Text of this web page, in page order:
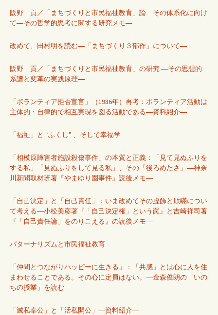
阪野 貢／「まちづくりと市民福祉教育」論 その体系化に向け
て―その哲学的思考に関する研究メモ―
改めて、田村明を読む―「まちづくり３部作」について―
阪野 貢／「まちづくりと市民福祉教育」の研究 ―その思想的
系譜と変革の実践原理―
「ボランティア拒否宣言」（1986年）再考：ボランティア活動は
主体的・自律的で相互実現を図る活動である―資料紹介―
「福祉」と “ふくし” 、そして幸福学
「相模原障害者施設殺傷事件」の本質と正義：「見て見ぬふりを
する私」「見ぬふりをして見る私」、その「後ろめたさ」―神奈
川新聞取材班著『やまゆり園事件』読後メモ―
「自己決定」と「自己責任」：いま改めてその虚飾と欺瞞につい
て考える―小松美彦著『「自己決定権」という罠』と吉崎祥司著
『「自己責任論」をのりこえる』の読後メモ―
パターナリズムと市民福祉教育
「仲間とつながりハッピーに生きる」：「共感」とは心に人を住
まわせることである。その心に定員はない。―金森俊朗の「いの
ちの授業」を読む―
「滅私奉公」と「活私開公」―資料紹介―